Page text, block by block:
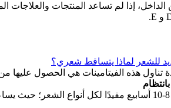
إذا لم تساعد المنتجات والعلاجات
للشعر لماذا يتساقط شعري؟
تناول هذه الفيتامينات هي الحصول